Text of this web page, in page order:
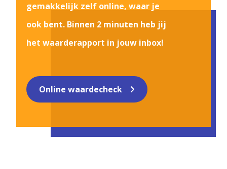
gemakkelijk zelf online, waar je
ook bent. Binnen 2 minuten heb jij
het waarderapport in jouw inbox!
Online waardecheck